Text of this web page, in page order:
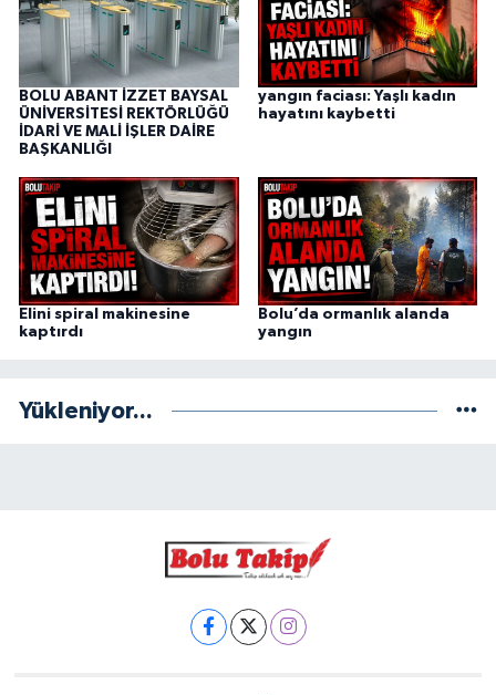
BOLU ABANT İZZET BAYSAL
ÜNİVERSİTESİ REKTÖRLÜĞÜ
İDARİ VE MALİ İŞLER DAİRE
BAŞKANLIĞI
yangın faciası: Yaşlı kadın
hayatını kaybetti
Elini spiral makinesine
kaptırdı
Bolu’da ormanlık alanda
yangın
Yükleniyor...